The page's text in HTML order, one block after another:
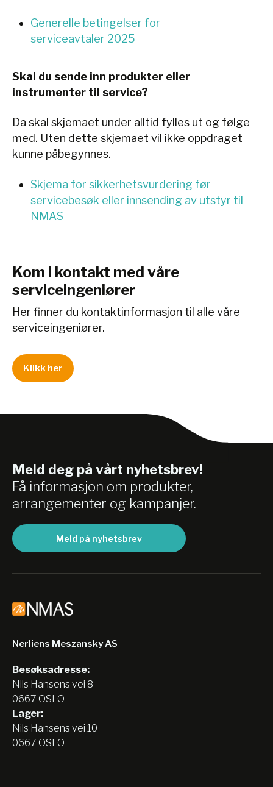
Generelle betingelser for
serviceavtaler 2025
Skal du sende inn produkter eller
instrumenter til service?
Da skal skjemaet under alltid fylles ut og følge
med. Uten dette skjemaet vil ikke oppdraget
kunne påbegynnes.
Skjema for sikkerhetsvurdering før
servicebesøk eller innsending av utstyr til
NMAS
Kom i kontakt med våre
serviceingeniører
Her finner du kontaktinformasjon til alle våre
serviceingeniører.
Klikk her
Meld deg på vårt nyhetsbrev!
Få informasjon om produkter,
arrangementer og kampanjer.
Meld på nyhetsbrev
Nerliens Meszansky AS
Besøksadresse:
Nils Hansens vei 8
0667 OSLO
Lager:
Nils Hansens vei 10
0667 OSLO